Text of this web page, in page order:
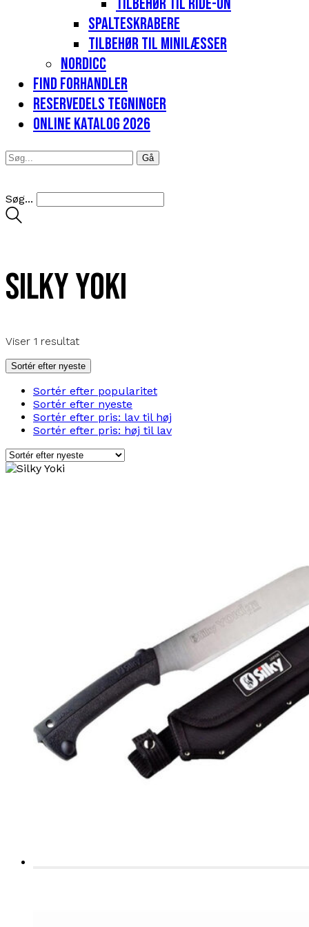
Spalteskrabere
Tilbehør til minilæsser
Nordicc
Find forhandler
Reservedels tegninger
Online katalog 2026
Søg...
Silky Yoki
Viser 1 resultat
Sortér efter nyeste
Sortér efter popularitet
Sortér efter nyeste
Sortér efter pris: lav til høj
Sortér efter pris: høj til lav